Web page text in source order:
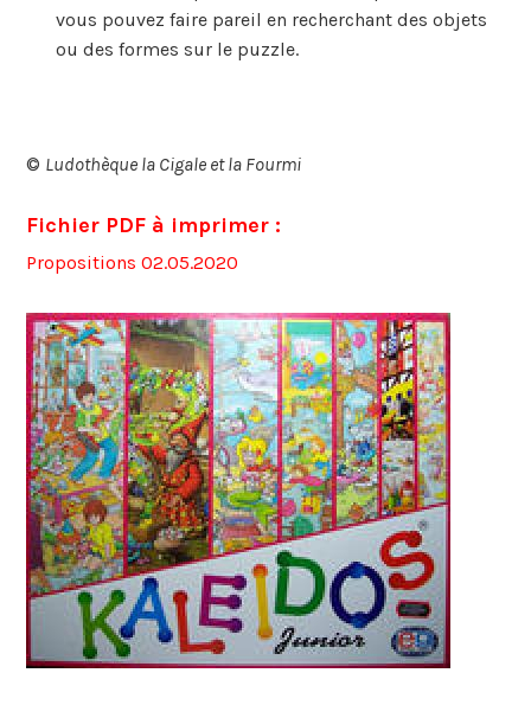
vous pouvez faire pareil en recherchant des objets
ou des formes sur le puzzle.
© Ludothèque la Cigale et la Fourmi
Fichier PDF à imprimer :
Propositions 02.05.2020